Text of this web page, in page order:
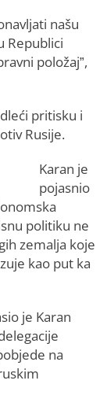
našu
Republici
položaj”,
pritisku i
Rusije.
Karan je
pojasnio
politiku ne
zemalja koje
kao put ka
je Karan
na